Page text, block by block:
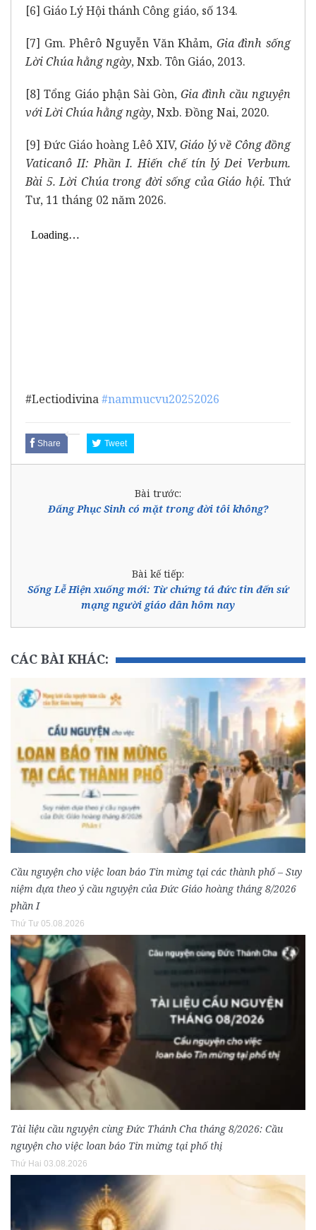
[6] Giáo Lý Hội thánh Công giáo, số 134.
[7] Gm. Phêrô Nguyễn Văn Khảm, Gia đình sống
Lời Chúa hằng ngày, Nxb. Tôn Giáo, 2013.
[8] Tổng Giáo phận Sài Gòn, Gia đình cầu nguyện
với Lời Chúa hằng ngày, Nxb. Đồng Nai, 2020.
[9] Đức Giáo hoàng Lêô XIV,Giáo lý về Công đồng
Vaticanô II: Phần I. Hiến chế tín lý Dei Verbum.
Bài 5. Lời Chúa trong đời sống của Giáo hội. Thứ
Tư, 11 tháng 02 năm 2026.
#Lectiodivina#nammucvu20252026
Share Tweet
Bài trước:
Đấng Phục Sinh có mặt trong đời tôi không?
Bài kế tiếp:
Sống Lễ Hiện xuống mới: Từ chứng tá đức tin đến sứ
mạng người giáo dân hôm nay
CÁC BÀI KHÁC:
Cầu nguyện cho việc loan báo Tin mừng tại các thành phố – Suy
niệm dựa theo ý cầu nguyện của Đức Giáo hoàng tháng 8/2026
phần I
Thứ Tư 05.08.2026
Tài liệu cầu nguyện cùng Đức Thánh Cha tháng 8/2026: Cầu
nguyện cho việc loan báo Tin mừng tại phố thị
Thứ Hai 03.08.2026